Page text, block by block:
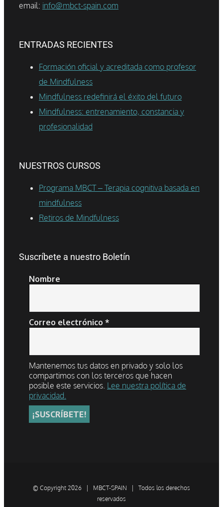
email: info@mbct-spain.com
ENTRADAS RECIENTES
Formación oficial y acreditada como profesor
de Mindfulness
Mindfulness redefinirá el éxito del futuro
Mindfulness: entrenamiento, constancia y
profesionalidad
NUESTROS CURSOS
Programa MBCT – Terapia cognitiva basada en
mindfulness
Retiros de Mindfulness
Suscríbete a nuestro Boletín
Nombre
Correo electrónico *
Mantenemos tus datos en privado y solo los
compartimos con los terceros que hacen
posible este servicios. Lee nuestra política de
privacidad.
© Copyright 2026 | MBCT-SPAIN | Todos los derechos
reservados